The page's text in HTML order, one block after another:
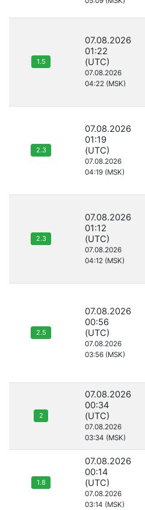
1.5
07.08.2026
01:22
(UTC)
07.08.2026
04:22 (MSK)
2.3
07.08.2026
01:19
(UTC)
07.08.2026
04:19 (MSK)
2.3
07.08.2026
01:12
(UTC)
07.08.2026
04:12 (MSK)
2.5
07.08.2026
00:56
(UTC)
07.08.2026
03:56 (MSK)
2
07.08.2026
00:34
(UTC)
07.08.2026
03:34 (MSK)
1.8
07.08.2026
00:14
(UTC)
07.08.2026
03:14 (MSK)